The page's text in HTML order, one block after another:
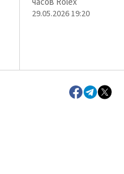
29.05.2026 19:20